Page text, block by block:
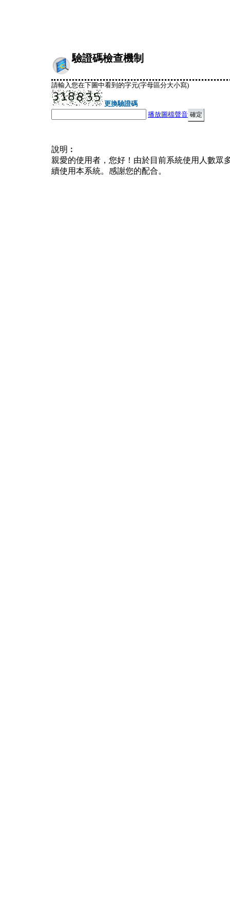
驗證碼檢查機制
請輸入您在下圖中看到的字元(字母區分大小寫)
更換驗證碼
播放圖檔聲音
說明︰
親愛的使用者，您好！由於目前系統使用人數眾
續使用本系統。感謝您的配合。